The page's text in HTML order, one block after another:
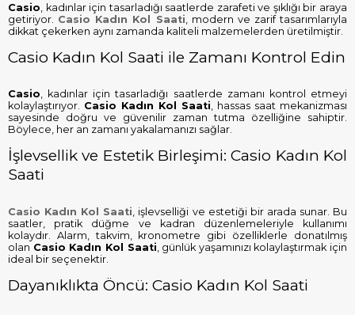
Casio , kadınlar için tasarladığı saatlerde zarafeti ve şıklığı bir araya
getiriyor. Casio Kadın Kol Saati , modern ve zarif tasarımlarıyla
dikkat çekerken aynı zamanda kaliteli malzemelerden üretilmiştir.
Casio Kadın Kol Saati ile Zamanı Kontrol Edin
Casio, kadınlar için tasarladığı saatlerde zamanı kontrol etmeyi
kolaylaştırıyor. Casio Kadın Kol Saati, hassas saat mekanizması
sayesinde doğru ve güvenilir zaman tutma özelliğine sahiptir.
Böylece, her an zamanı yakalamanızı sağlar.
İşlevsellik ve Estetik Birleşimi: Casio Kadın Kol
Saati
Casio Kadın Kol Saati , işlevselliği ve estetiği bir arada sunar. Bu
saatler, pratik düğme ve kadran düzenlemeleriyle kullanımı
kolaydır. Alarm, takvim, kronometre gibi özelliklerle donatılmış
olan Casio Kadın Kol Saati , günlük yaşamınızı kolaylaştırmak için
ideal bir seçenektir.
Dayanıklıkta Öncü: Casio Kadın Kol Saati